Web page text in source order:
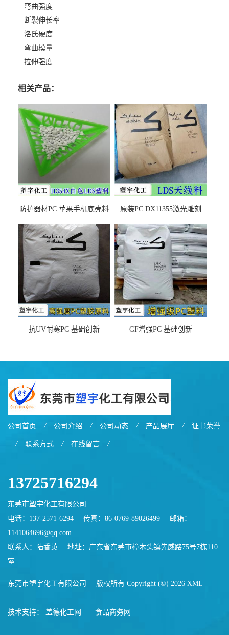
弯曲强度
断裂伸长率
洛氏硬度
弯曲模量
拉伸强度
相关产品：
防护器材PC 苹果手机底壳料
之忧
原装PC DX11355激光雕刻
抗UV耐寒PC 基础创新
GF增强PC 基础创新
公司首页 / 公司介绍 / 公司动态 / 产品展厅 / 证书荣誉
/ 联系方式 / 在线留言 /
13725716294
东莞市塑宇化工有限公司
电话：137-2571-6294
传真：86-0769-89026499
邮箱：
1141064696@qq.com
联系人：陆香英
地址：广东省东莞市樟木头镇先威路75号7栋110
室
东莞市塑宇化工有限公司 版权所有 Copyright (©) 2026 XML
技术支持： 盖德化工网 食品商务网